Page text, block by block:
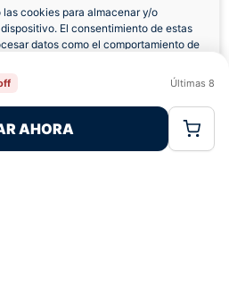
cookies para almacenar y/o
El consentimiento de estas
datos como el comportamiento de
afectar negativamente a ciertas
de Privacidad
Últimas 8
AHORA
Ofertas Sin Límites
en 89+ reseñas